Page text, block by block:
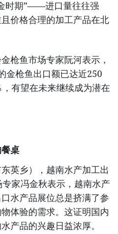
时期”——进口量往往强
价格合理的加工产品在北
枪鱼市场专家阮河表示，
金枪鱼出口额已达近250
有望在未来继续成为潜在
桌
英乡），越南水产加工出
家冯金秋表示，越南水产
水产品展位总是挤满了参
体验的需求。这证明国内
产品的兴趣日益浓厚。